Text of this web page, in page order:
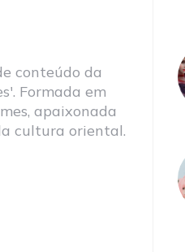
conteúdo da
Formada em
apaixonada
cultura oriental.